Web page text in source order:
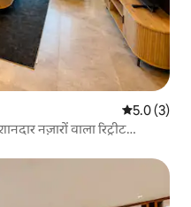
औसत रेटिंग 5
5.0 (3)
नज़ारों वाला रिट्रीट